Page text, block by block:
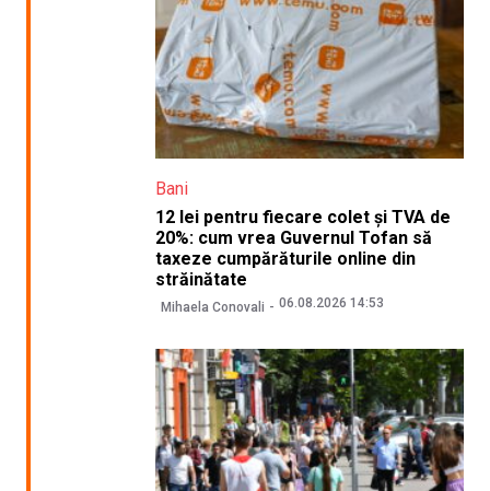
Bani
12 lei pentru fiecare colet și TVA de
20%: cum vrea Guvernul Tofan să
taxeze cumpărăturile online din
străinătate
Mihaela Conovali 06.08.2026 14:53